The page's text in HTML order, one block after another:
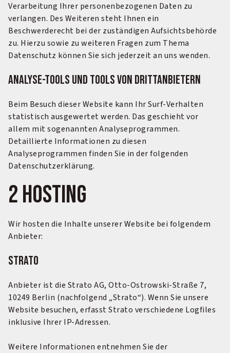
Verarbeitung Ihrer personenbezogenen Daten zu
verlangen. Des Weiteren steht Ihnen ein
Beschwerderecht bei der zuständigen Aufsichtsbehörde
zu. Hierzu sowie zu weiteren Fragen zum Thema
Datenschutz können Sie sich jederzeit an uns wenden.
Analyse-Tools und Tools von Drittanbietern
Beim Besuch dieser Website kann Ihr Surf-Verhalten
statistisch ausgewertet werden. Das geschieht vor
allem mit sogenannten Analyseprogrammen.
Detaillierte Informationen zu diesen
Analyseprogrammen finden Sie in der folgenden
Datenschutzerklärung.
2 Hosting
Wir hosten die Inhalte unserer Website bei folgendem
Anbieter:
Strato
Anbieter ist die Strato AG, Otto-Ostrowski-Straße 7,
10249 Berlin (nachfolgend „Strato“). Wenn Sie unsere
Website besuchen, erfasst Strato verschiedene Logfiles
inklusive Ihrer IP-Adressen.
Weitere Informationen entnehmen Sie der